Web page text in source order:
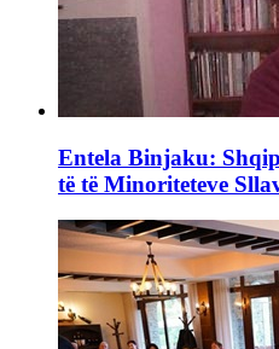
Entela Binjaku:
të të Minoriteteve